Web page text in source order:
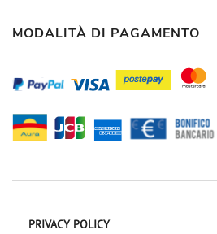
MODALITÀ DI PAGAMENTO
PRIVACY POLICY